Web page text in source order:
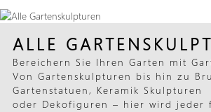
ALLE
Bereichern Sie Ihren Garten mit
Von Gartenskulpturen bis hin zu
Gartenstatuen, Keramik Skulpturen
oder Dekofiguren – hier wird jeder